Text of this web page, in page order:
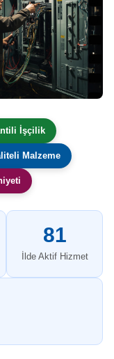
İşçilik
Malzeme
81
İlde Aktif Hizmet